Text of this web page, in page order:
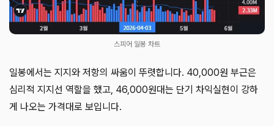
스피어 일봉 차트
일봉에서는 지지와 저항의 싸움이 뚜렷합니다. 40,000원 부근은
심리적 지지선 역할을 했고, 46,000원대는 단기 차익실현이 강하
게 나오는 가격대로 보입니다.